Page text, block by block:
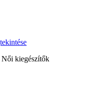
Női kiegészítők